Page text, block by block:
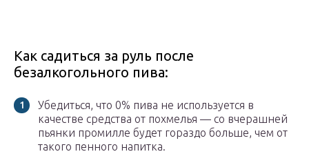
Как садиться за руль после
безалкогольного пива:
Убедиться, что 0% пива не используется в
качестве средства от похмелья — со вчерашней
пьянки промилле будет гораздо больше, чем от
такого пенного напитка.